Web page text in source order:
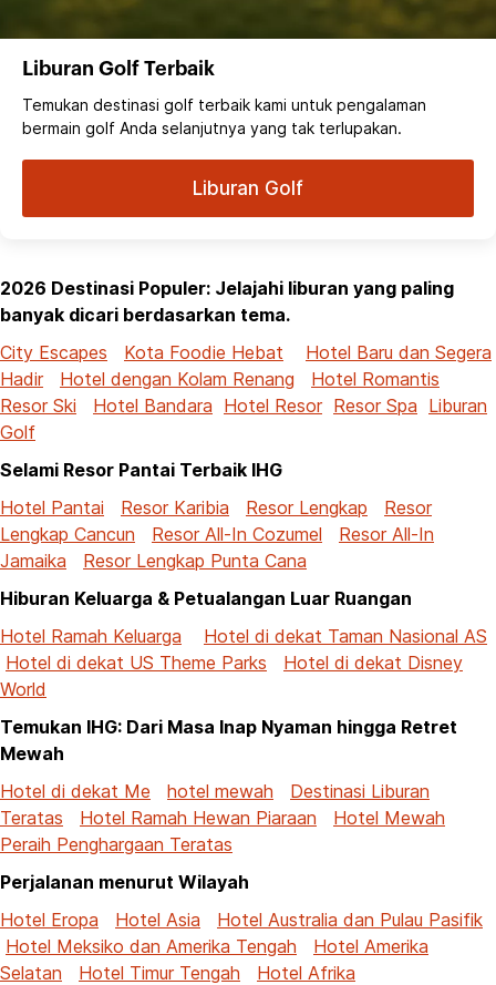
Liburan Golf Terbaik
Temukan destinasi golf terbaik kami untuk pengalaman
bermain golf Anda selanjutnya yang tak terlupakan.
Liburan Golf
2026 Destinasi Populer: Jelajahi liburan yang paling
banyak dicari berdasarkan tema.
City Escapes
Kota Foodie Hebat
Hotel Baru dan Segera
Hadir
Hotel dengan Kolam Renang
Hotel Romantis
Resor Ski
Hotel Bandara Hotel Resor Resor Spa Liburan
Golf
Selami Resor Pantai Terbaik IHG
Hotel Pantai
Resor Karibia Resor Lengkap
Resor
Lengkap Cancun
Resor All-In Cozumel
Resor All-In
Jamaika
Resor Lengkap Punta Cana
Hiburan Keluarga & Petualangan Luar Ruangan
Hotel Ramah Keluarga
Hotel di dekat Taman Nasional AS
Hotel di dekat US Theme Parks
Hotel di dekat Disney
World
Temukan IHG: Dari Masa Inap Nyaman hingga Retret
Mewah
Hotel di dekat Me
hotel mewah
Destinasi Liburan
Teratas
Hotel Ramah Hewan Piaraan
Hotel Mewah
Peraih Penghargaan Teratas
Perjalanan menurut Wilayah
Hotel Eropa
Hotel Asia
Hotel Australia dan Pulau Pasifik
Hotel Meksiko dan Amerika Tengah
Hotel Amerika
Selatan
Hotel Timur Tengah Hotel Afrika